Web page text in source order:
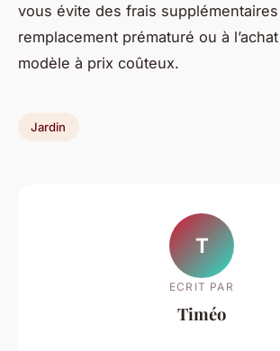
vous évite des frais
remplacement prématuré ou à
modèle à prix coûteux.
Jardin
T
ECRIT PAR
Timéo